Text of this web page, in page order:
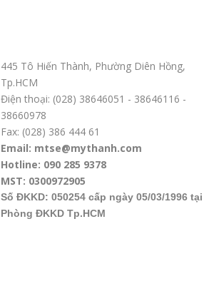
445 Tô Hiến Thành, Phường Diên Hồng,
Tp.HCM
Điện thoại: (028) 38646051 - 38646116 -
38660978
Fax: (028) 386 444 61
Email: mtse@mythanh.com
Hotline: 090 285 9378
MST: 0300972905
Số ĐKKD: 050254 cấp ngày 05/03/1996 tại
Phòng ĐKKD Tp.HCM